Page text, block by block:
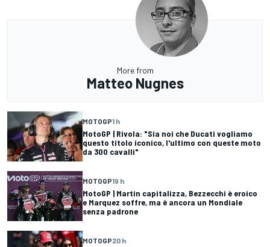
More from
Matteo Nugnes
MOTOGP1 h
MotoGP | Rivola: "Sia noi che Ducati vogliamo
questo titolo iconico, l'ultimo con queste moto
da 300 cavalli"
MOTOGP19 h
MotoGP | Martin capitalizza, Bezzecchi è eroico
e Marquez soffre, ma è ancora un Mondiale
senza padrone
MOTOGP20 h